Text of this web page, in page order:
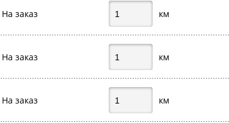
На заказ км
На заказ км
На заказ км